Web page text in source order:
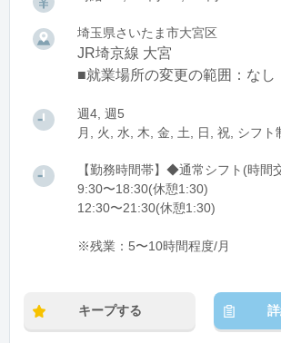
埼玉県さいたま市大宮区
JR埼京線 大宮
■就業場所の変更の範囲：なし
週4, 週5
月, 火, 水, 木, 金, 土, 日, 祝, シフト
【勤務時間帯】◆通常シフト(時間
9:30〜18:30(休憩1:30)
12:30〜21:30(休憩1:30)
※残業：5〜10時間程度/月
キープする